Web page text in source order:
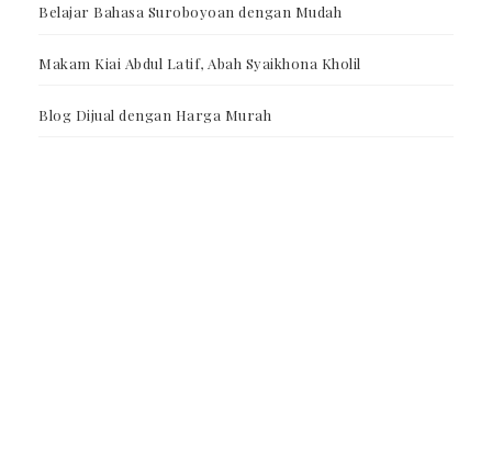
Belajar Bahasa Suroboyoan dengan Mudah
Makam Kiai Abdul Latif, Abah Syaikhona Kholil
Blog Dijual dengan Harga Murah